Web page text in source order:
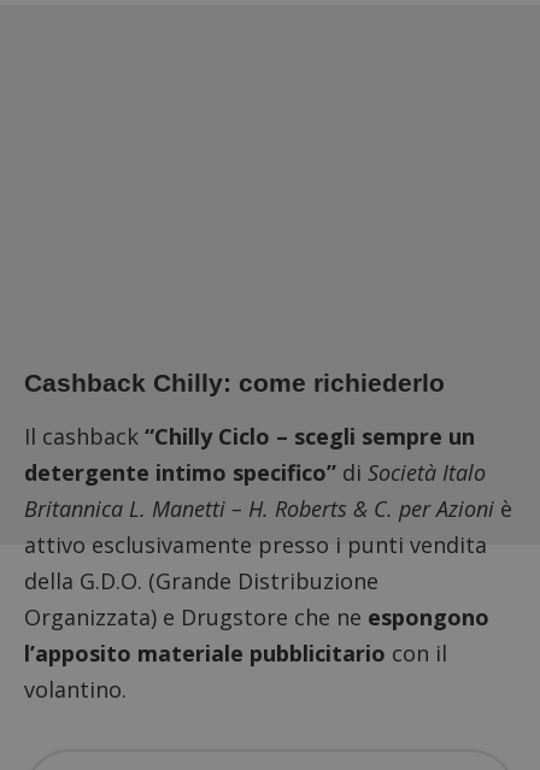
Cashback Chilly: come richiederlo
Il cashback “Chilly Ciclo – scegli sempre un
detergente intimo specifico” di Società Italo
Britannica L. Manetti – H. Roberts & C. per Azioni è
attivo esclusivamente presso i punti vendita
della G.D.O. (Grande Distribuzione
Organizzata) e Drugstore che ne espongono
l’apposito materiale pubblicitario con il
volantino.